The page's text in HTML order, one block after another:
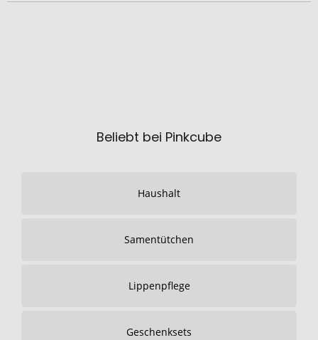
Beliebt bei Pinkcube
Haushalt
Samentütchen
Lippenpflege
Geschenksets